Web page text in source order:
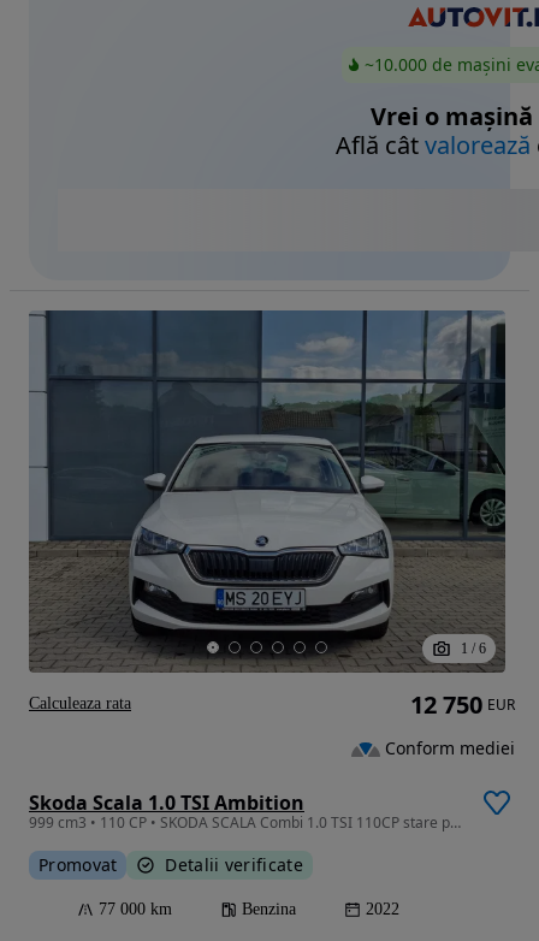
~10.000 de mașini
Vrei o mașină
Află câtvalorează
1 / 6
Skoda Scala 1.0 TSI Ambition
999 cm3 • 110 CP • SKODA SCALA Combi 1.0 TSI 110CP stare perfecta, garantie pana la 3 ani
Promovat Detalii verificate
77 000 km Benzina 2022
12 750 EUR
Conform mediei
Calculeaza rata